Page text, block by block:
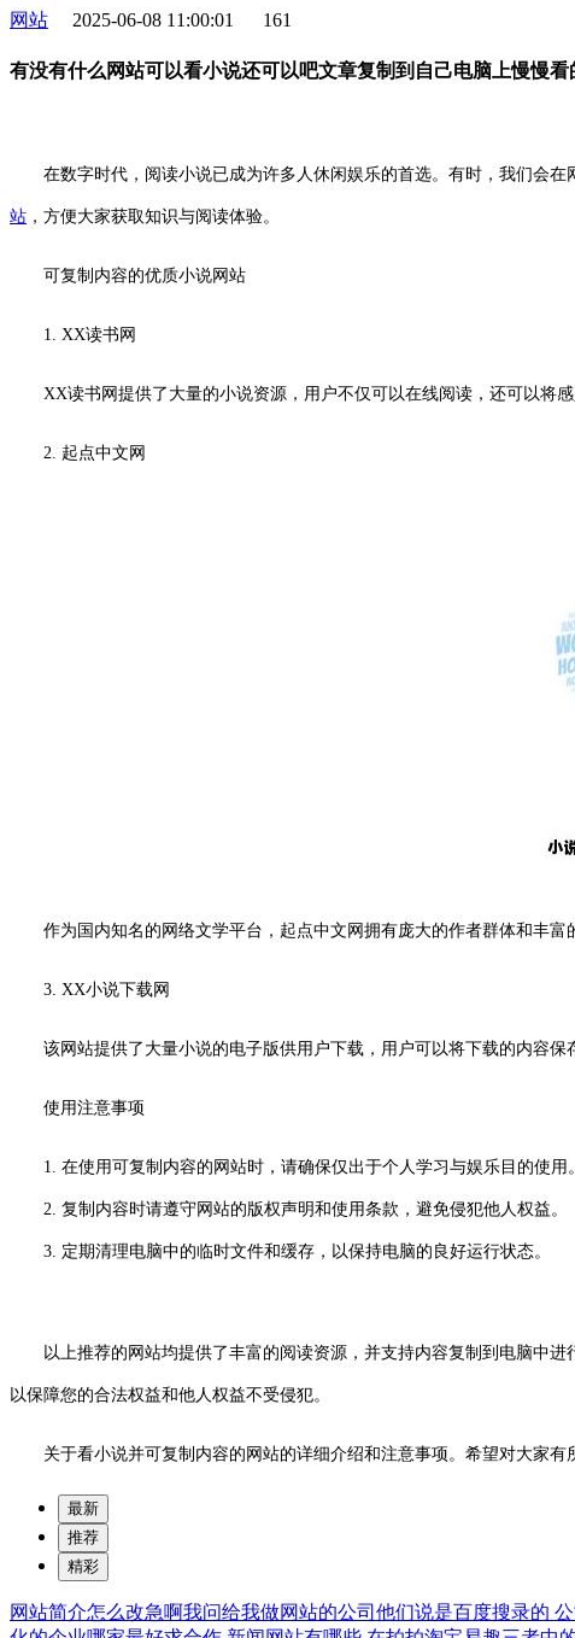
网站 2025-06-08 11:00:01 161
有没有什么网站可以看小说还可以吧文章复制到自己电脑上慢慢看
在数字时代，阅读小说已成为许多人休闲娱乐的首选。有时，我们会在
站 ，方便大家获取知识与阅读体验。
可复制内容的优质小说网站
1. XX读书网
XX读书网提供了大量的小说资源，用户不仅可以在线阅读，还可以将
2. 起点中文网
作为国内知名的网络文学平台，起点中文网拥有庞大的作者群体和丰
3. XX小说下载网
该网站提供了大量小说的电子版供用户下载，用户可以将下载的内容
使用注意事项
1. 在使用可复制内容的网站时，请确保仅出于个人学习与娱乐目的使用
2. 复制内容时请遵守网站的版权声明和使用条款，避免侵犯他人权益。
3. 定期清理电脑中的临时文件和缓存，以保持电脑的良好运行状态。
以上推荐的网站均提供了丰富的阅读资源，并支持内容复制到电脑中进
以保障您的合法权益和他人权益不受侵犯。
关于看小说并可复制内容的网站的详细介绍和注意事项。希望对大家有
最新
推荐
精彩
网站简介怎么改急啊我问给我做网站的公司他们说是百度搜录的